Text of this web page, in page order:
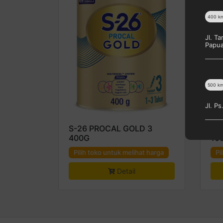
S-26 PROCAL GOLD 3
400G
Pilih toko untuk melihat harga
Detail
400
Jl.
500 km
Jl.